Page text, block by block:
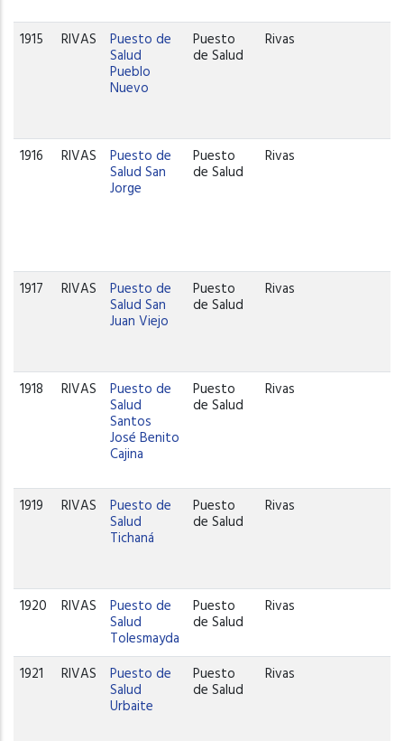
1915 RIVAS Puesto de
Salud
Pueblo
Nuevo
Puesto
de Salud
Rivas
1916 RIVAS Puesto de
Salud San
Jorge
Puesto
de Salud
Rivas
1917 RIVAS Puesto de
Salud San
Juan Viejo
Puesto
de Salud
Rivas
1918 RIVAS Puesto de
Salud
Santos
José Benito
Cajina
Puesto
de Salud
Rivas
1919 RIVAS Puesto de
Salud
Tichaná
Puesto
de Salud
Rivas
1920 RIVAS Puesto de
Salud
Tolesmayda
Puesto
de Salud
Rivas
1921 RIVAS Puesto de
Salud
Urbaite
Puesto
de Salud
Rivas